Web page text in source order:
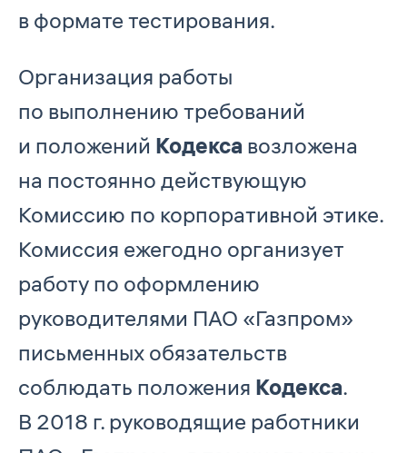
в формате тестирования.
Организация работы
по выполнению требований
и положений Кодекса возложена
на постоянно действующую
Комиссию по корпоративной этике.
Комиссия ежегодно организует
работу по оформлению
руководителями ПАО «Газпром»
письменных обязательств
соблюдать положения Кодекса.
В 2018 г. руководящие работники